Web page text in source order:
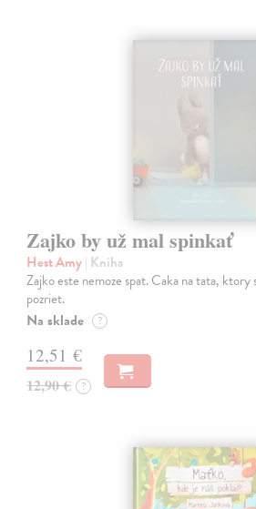
Zajko by už mal spinkať
Hest Amy| Kniha
Zajko este nemoze spat. Caka na tata, ktory
pozriet.
Na sklade ?
12,51 €
12,90 € ?